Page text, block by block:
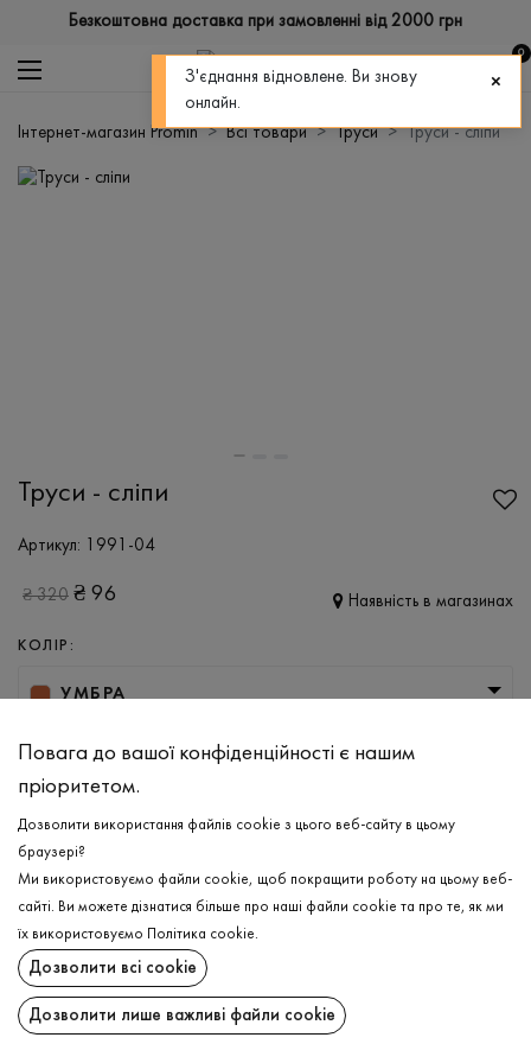
Безкоштовна доставка при замовленні від 2000 грн
0
Інтернет-магазин Promin Всі товари Труси Труси - сліпи
Труси - сліпи
Артикул: 1991-04
₴320 ₴ 96 Наявність в магазинах
КОЛІР:
УМБРА
РОЗМІР
S M L
ДОДАТИ ДО КОШИКА
ОБЕРІТЬ РОЗМІР
Труси - сліпи
ДОДАТИ ДО КОШИКА
ОПИС
Повага до вашої конфіденційності є нашим
пріоритетом.
Дозволити використання файлів cookie з цього веб-сайту в цьому
браузері?
Ми використовуємо файли cookie, щоб покращити роботу на цьому веб-
сайті. Ви можете дізнатися більше про наші файли cookie та про те, як ми
їх використовуємо
Політика cookie.
Дозволити всі cookie
Дозволити лише важливі файли cookie
З'єднання відновлене. Ви знову
онлайн.